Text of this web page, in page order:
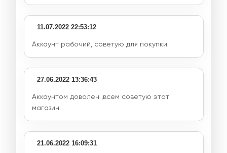
11.07.2022 22:53:12
Аккаунт рабочий, советую для покупки.
27.06.2022 13:36:43
Аккаунтом доволен ,всем советую этот
магазин
21.06.2022 16:09:31